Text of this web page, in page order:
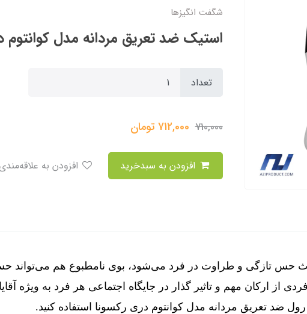
شگفت انگيزها
استیک ضد تعریق مردانه مدل کوانتوم
تعداد
710,000
712,000تومان